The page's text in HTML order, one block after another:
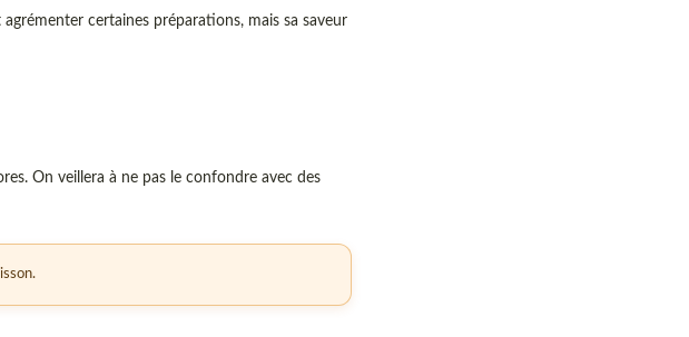
certaines préparations, mais sa saveur
On veillera à ne pas le confondre avec des